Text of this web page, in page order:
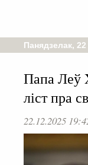
Панядзелак,
Папа Леў
ліст пра
22.12.2025